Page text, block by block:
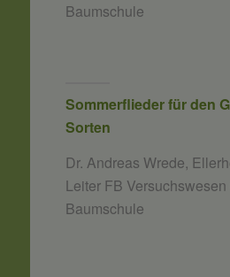
Baumschule
Sommerflieder für den
Sorten
Dr. Andreas Wrede,
Leiter FB
Baumschule